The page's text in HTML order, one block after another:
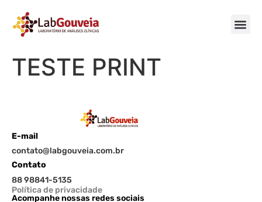
TESTE PRINT
E-mail
contato@labgouveia.com.br
Contato
88 98841-5135
Política de privacidade
Acompanhe nossas redes sociais